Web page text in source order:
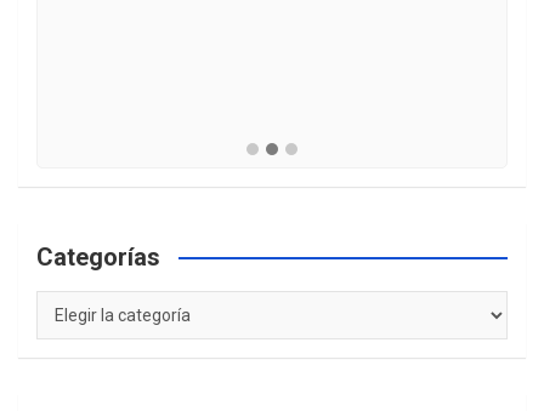
Categorías
Categorías